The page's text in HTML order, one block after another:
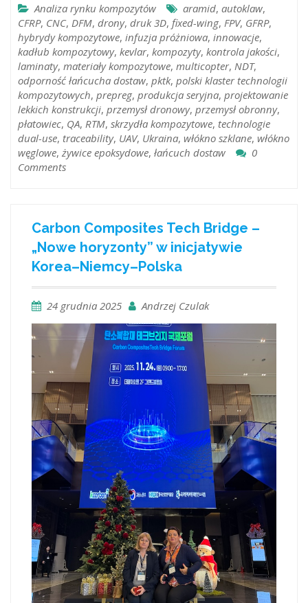
Analiza rynku kompozytów aramid, autoklaw,
CFRP, CNC, DFM, drony, druk 3D, fixed-wing, FPV, GFRP,
hybrydy kompozytowe, infuzja próżniowa, innowacje,
kadłub kompozytowy, kevlar, kompozyty, kontrola jakości,
laminaty, materiały kompozytowe, multicopter, NDT,
odporność łańcucha dostaw, pktk, polski klaster technologii
kompozytowych, prepreg, produkcja seryjna, projektowanie
lekkich konstrukcji, przemysł dronowy, przemysł obronny,
płatowiec, QA, RTM, skrzydła kompozytowe, technologie
dual-use, traceability, UAV, Ukraina, włókno szklane, włókno
węglowe, żywice epoksydowe, łańcuch dostaw
0
Comments
Carbon Composites Tech Bridge –
„Nowe horyzonty” w inicjatywie
Korea–Niemcy–Polska
24 grudnia 2025 Andrzej Czulak